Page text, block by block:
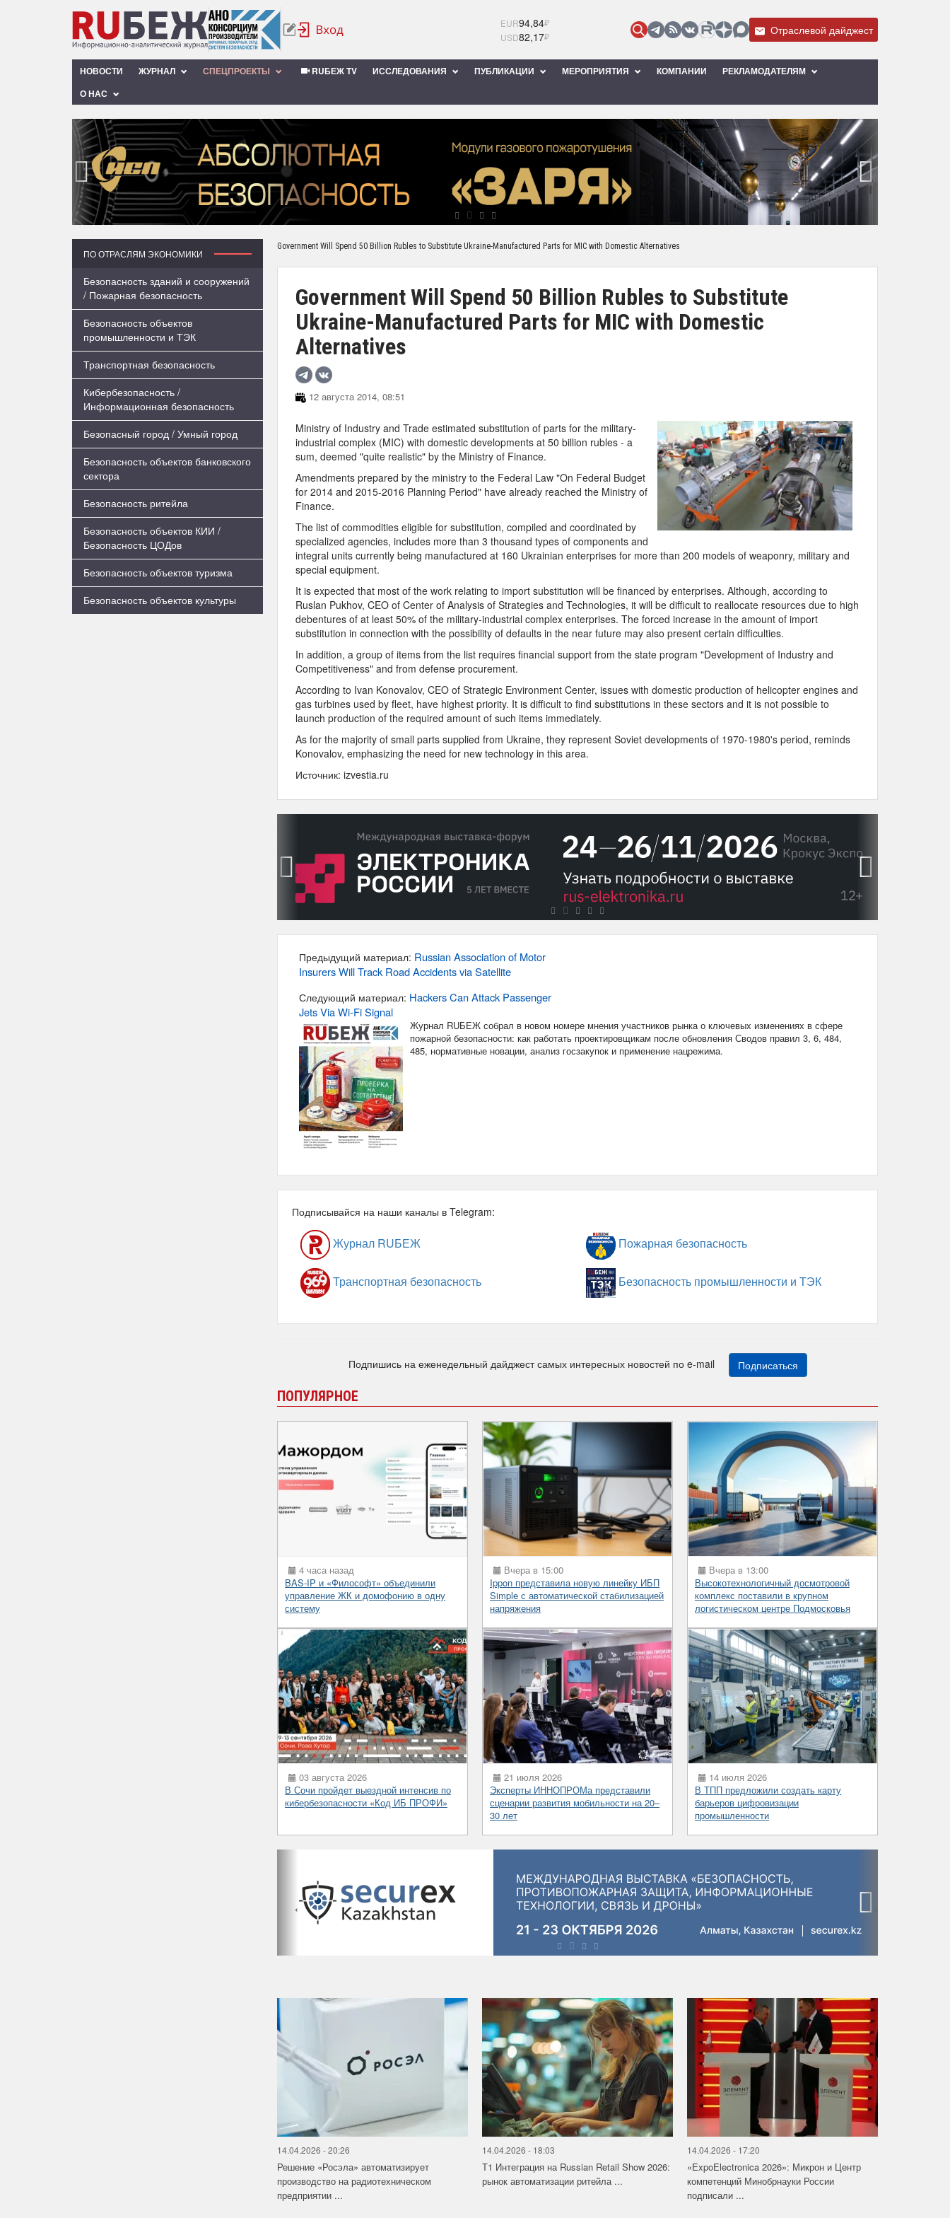
EUR94,84₽
USD82,17₽ Отраслевой дайджест
НОВОСТИ ЖУРНАЛ СПЕЦПРОЕКТЫ RUБЕЖ TV ИССЛЕДОВАНИЯ ПУБЛИКАЦИИ МЕРОПРИЯТИЯ КОМПАНИИ
РЕКЛАМОДАТЕЛЯМ
О НАС
‹
ПО ОТРАСЛЯМ ЭКОНОМИКИ
Безопасность зданий и сооружений
/ Пожарная безопасность
Безопасность объектов
промышленности и ТЭК
Транспортная безопасность
Кибербезопасность /
Информационная безопасность
Безопасный город / Умный город
Безопасность объектов банковского
сектора
Безопасность ритейла
Безопасность объектов КИИ /
Безопасность ЦОДов
Безопасность объектов туризма
Безопасность объектов культуры
Government Will Spend 50 Billion Rubles to Substitute Ukraine-Manufactured Parts for MIC with Domestic Alternatives
Government Will Spend 50 Billion Rubles to Substitute
Ukraine-Manufactured Parts for MIC with Domestic
Alternatives
12 августа 2014, 08:51
Ministry of Industry and Trade estimated substitution of parts for the military-
industrial complex (MIC) with domestic developments at 50 billion rubles - a
sum, deemed "quite realistic" by the Ministry of Finance.
Amendments prepared by the ministry to the Federal Law "On Federal Budget
for 2014 and 2015-2016 Planning Period" have already reached the Ministry of
Finance.
The list of commodities eligible for substitution, compiled and coordinated by
specialized agencies, includes more than 3 thousand types of components and
integral units currently being manufactured at 160 Ukrainian enterprises for more than 200 models of weaponry, military and
special equipment.
It is expected that most of the work relating to import substitution will be financed by enterprises. Although, according to
Ruslan Pukhov, CEO of Center of Analysis of Strategies and Technologies, it will be difficult to reallocate resources due to high
debentures of at least 50% of the military-industrial complex enterprises. The forced increase in the amount of import
substitution in connection with the possibility of defaults in the near future may also present certain difficulties.
In addition, a group of items from the list requires financial support from the state program "Development of Industry and
Competitiveness" and from defense procurement.
According to Ivan Konovalov, CEO of Strategic Environment Center, issues with domestic production of helicopter engines and
gas turbines used by fleet, have highest priority. It is difficult to find substitutions in these sectors and it is not possible to
launch production of the required amount of such items immediately.
As for the majority of small parts supplied from Ukraine, they represent Soviet developments of 1970-1980's period, reminds
Konovalov, emphasizing the need for new technology in this area.
Источник: izvestia.ru
‹
Предыдущий материал: Russian Association of Motor
Insurers Will Track Road Accidents via Satellite
Следующий материал: Hackers Can Attack Passenger
Jets Via Wi-Fi Signal
Журнал RUБЕЖ собрал в новом номере мнения участников рынка о ключевых изменениях в сфере
пожарной безопасности: как работать проектировщикам после обновления Сводов правил 3, 6, 484,
485, нормативные новации, анализ госзакупок и применение нацрежима.
Подписывайся на наши каналы в Telegram:
Журнал RUБЕЖ Пожарная безопасность
Транспортная безопасность Безопасность промышленности и ТЭК
Подпишись на еженедельный дайджест самых интересных новостей по e-mail Подписаться
ПОПУЛЯРНОЕ
4 часа назад
BAS-IP и «Философт» объединили
управление ЖК и домофонию в одну
систему
Вчера в 15:00
Ippon представила новую линейку ИБП
Simple с автоматической стабилизацией
напряжения
Вчера в 13:00
Высокотехнологичный досмотровой
комплекс поставили в крупном
логистическом центре Подмосковья
03 августа 2026
В Сочи пройдет выездной интенсив по
кибербезопасности «Код ИБ ПРОФИ»
21 июля 2026
Эксперты ИННОПРОМа представили
сценарии развития мобильности на 20–
30 лет
14 июля 2026
В ТПП предложили создать карту
барьеров цифровизации
промышленности
‹
14.04.2026 - 20:26
Решение «Росэла» автоматизирует
производство на радиотехническом
предприятии ...
14.04.2026 - 18:03
Т1 Интеграция на Russian Retail Show 2026:
рынок автоматизации ритейла ...
14.04.2026 - 17:20
«ExpoElectronica 2026»: Микрон и Центр
компетенций Минобрнауки России
подписали ...